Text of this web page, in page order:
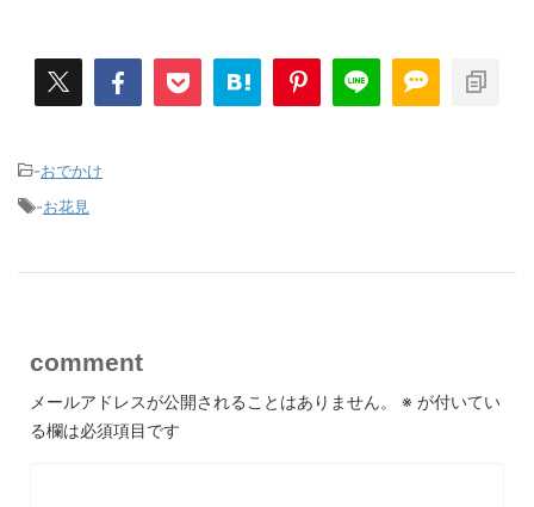
-おでかけ
-お花見
comment
メールアドレスが公開されることはありません。 ※ が付いてい
る欄は必須項目です